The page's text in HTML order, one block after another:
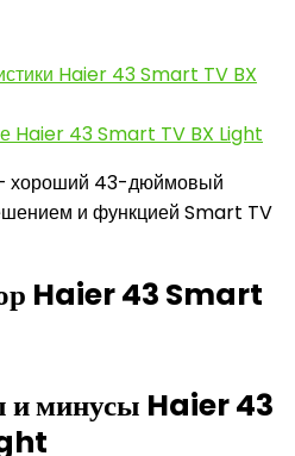
Haier 43 Smart TV BX
Haier 43 Smart TV BX Light
хороший 43-дюймовый
и функцией Smart TV
Haier 43 Smart
и минусы Haier 43